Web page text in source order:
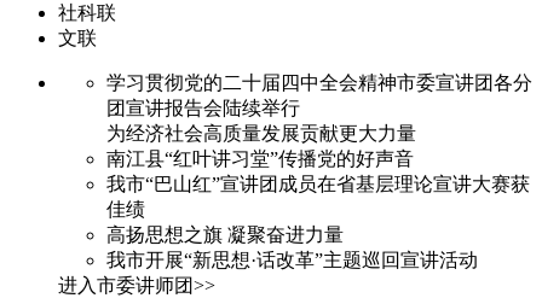
社科联
文联
学习贯彻党的二十届四中全会精神市委宣讲团各分
团宣讲报告会陆续举行
为经济社会高质量发展贡献更大力量
南江县“红叶讲习堂”传播党的好声音
我市“巴山红”宣讲团成员在省基层理论宣讲大赛获
佳绩
高扬思想之旗 凝聚奋进力量
我市开展“新思想·话改革”主题巡回宣讲活动
进入市委讲师团>>